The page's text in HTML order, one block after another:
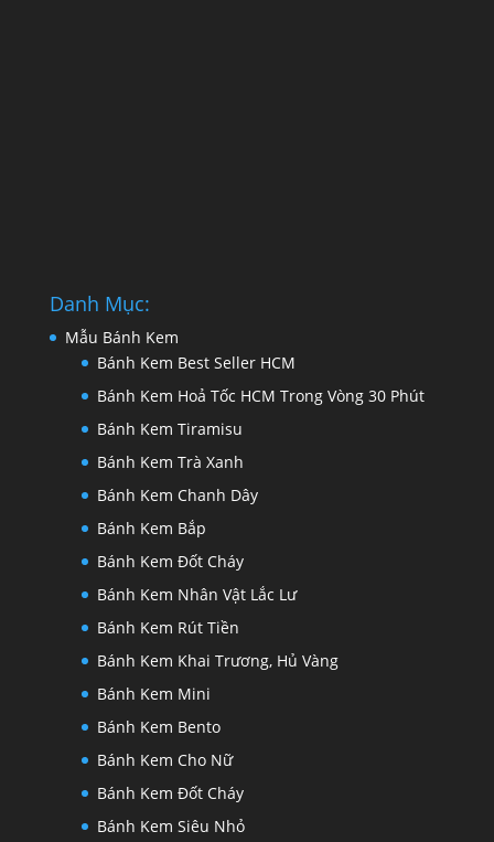
Danh Mục:
Mẫu Bánh Kem
Bánh Kem Best Seller HCM
Bánh Kem Hoả Tốc HCM Trong Vòng 30 Phút
Bánh Kem Tiramisu
Bánh Kem Trà Xanh
Bánh Kem Chanh Dây
Bánh Kem Bắp
Bánh Kem Đốt Cháy
Bánh Kem Nhân Vật Lắc Lư
Bánh Kem Rút Tiền
Bánh Kem Khai Trương, Hủ Vàng
Bánh Kem Mini
Bánh Kem Bento
Bánh Kem Cho Nữ
Bánh Kem Đốt Cháy
Bánh Kem Siêu Nhỏ